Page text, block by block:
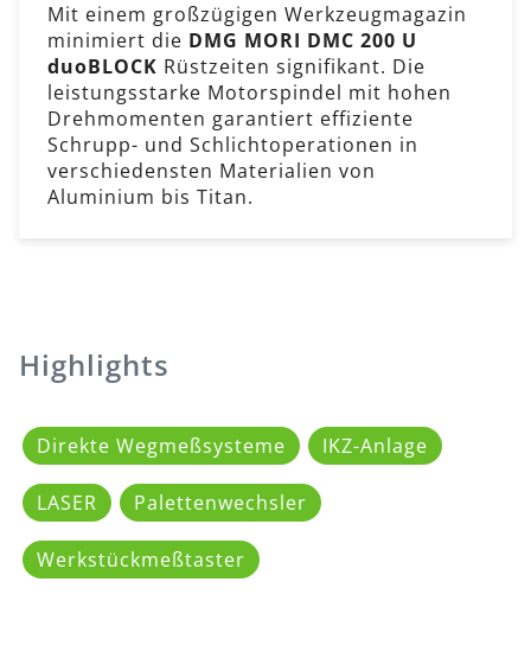
Mit einem großzügigen Werkzeugmagazin
minimiert die DMG MORI DMC 200 U
duoBLOCK Rüstzeiten signifikant. Die
leistungsstarke Motorspindel mit hohen
Drehmomenten garantiert effiziente
Schrupp- und Schlichtoperationen in
verschiedensten Materialien von
Aluminium bis Titan.
Highlights
Direkte Wegmeßsysteme IKZ-Anlage
LASER Palettenwechsler
Werkstückmeßtaster